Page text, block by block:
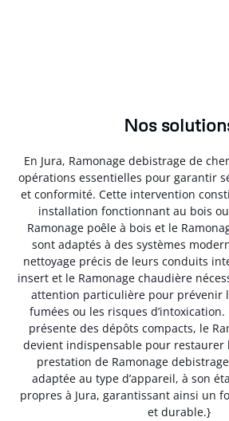
Nos
En Jura, Ramonage debistrage de
opérations essentielles pour garantir
et conformité. Cette intervention
installation fonctionnant au bois
Ramonage poêle à bois et le
sont adaptés à des systèmes
nettoyage précis de leurs conduits
insert et le Ramonage chaudière
attention particulière pour prévenir
fumées ou les risques
présente des dépôts compacts, le
devient indispensable pour restaurer
prestation de Ramonage
adaptée au type d’appareil, à son
propres à Jura, garantissant ainsi un
et durable.}